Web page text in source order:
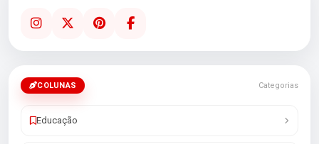
COLUNAS Categorias
Educação